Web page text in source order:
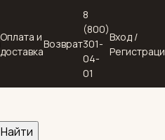
Оплата и
доставка
Возврат
8
(800)
301-
04-
01
Вход /
Найти